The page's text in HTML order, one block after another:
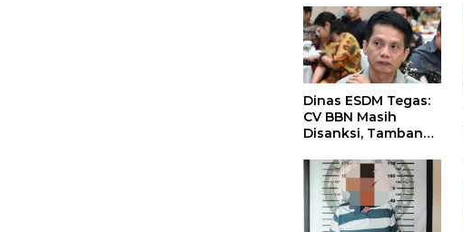
Dinas ESDM Tegas:
CV BBN Masih
Disanksi, Tambang
Dilarang Beroperasi